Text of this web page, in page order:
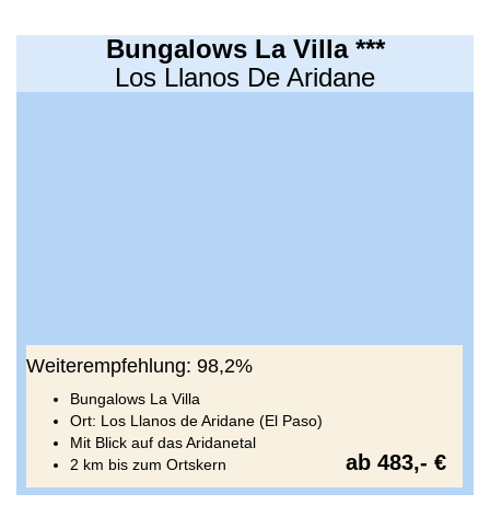
Bungalows La Villa ***
Los Llanos De Aridane
Weiterempfehlung: 98,2%
Bungalows La Villa
Ort: Los Llanos de Aridane (El Paso)
Mit Blick auf das Aridanetal
2 km bis zum Ortskern
ab 483,- €